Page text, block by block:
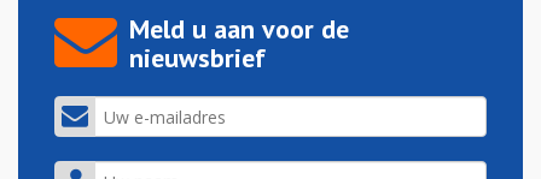
Meld u aan voor de
nieuwsbrief